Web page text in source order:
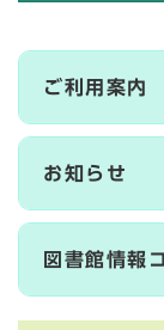
ご利用案内
お知らせ
図書館情報